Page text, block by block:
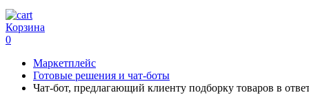
Корзина
0
Маркетплейс
Готовые решения и чат-боты
Чат-бот, предлагающий клиенту подборку товаров в